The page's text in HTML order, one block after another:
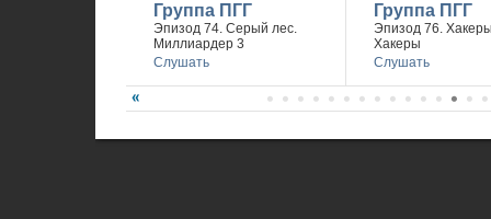
Группа ПГГ
Эпизод 74. Серый лес.
Миллиардер 3
Слушать
Группа ПГГ
Эпизод 76.
Хакеры
Слушать